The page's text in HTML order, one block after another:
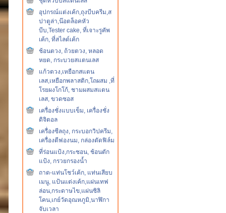
อุปกรณ์แต่งเค้ก,ถุงบีบครีม,ส
ปาตูล่า,น๊อตล็อคหัว
บีบ,Tester cake, ที่เจาะรูคัพ
เค้ก, ที่สไลด์เค้ก
ช้อนตวง, ถ้วยตวง, หลอด
หยด, กระบวยสแตนเลส
แก้วตวง,เหยือกสแตน
เลส,เหยือกพลาสติก,โถผสม ,ที่
โรยผงโกโก้, ชามผสมสแตน
เลส, ขวดซอส
เครื่องชั่งแบบเข็ม, เครื่องชั่ง
ดิจิตอล
เครื่องซีลถุง, กระบอกวิปครีม,
เครื่องตีฟองนม, กล่องตัดฟิล์ม
ที่ร่อนแป้ง,กระชอน, ช้อนตัก
แป้ง, กรวยกรองน้ำ
ถาด-แท่นโชว์เค้ก, แท่นเสียบ
เมนู, แป้นแต่งเค้ก,แผ่นเทฟ
ล่อน,กระดาษไข,แผ่นซิลิ
โคน,เกย์วัดอุณหภูมิ,นาฬิกา
จับเวลา